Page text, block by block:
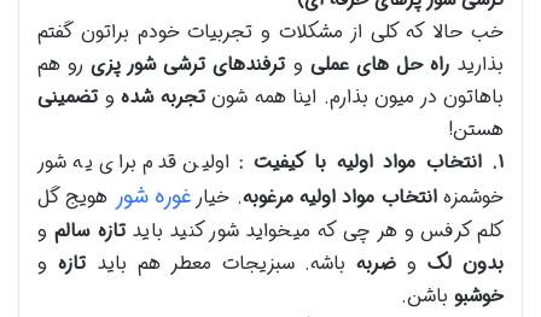
خب حالا که کلی از مشکلات و تجربیات خودم براتون گفتم
بذاریدراه حل های عملی و ترفندهای ترشی شور پزیرو هم
باهاتون در میون بذارم. اینا همه شونتجربه شده و تضمینی
هستن!
۱.انتخاب مواد اولیه با کیفیت : اولین قدم برای یه شور
خوشمزهانتخاب مواد اولیه مرغوبه. خیار غوره شور هویج گل
کلم کرفس و هر چی که میخواید شور کنید بایدتازه سالمو
بدون لکو ضربهباشه. سبزیجات معطر هم بایدتازه و
خوشبو باشن.